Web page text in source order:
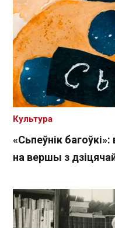
«Сьпеўнік
на вершы з
Культура